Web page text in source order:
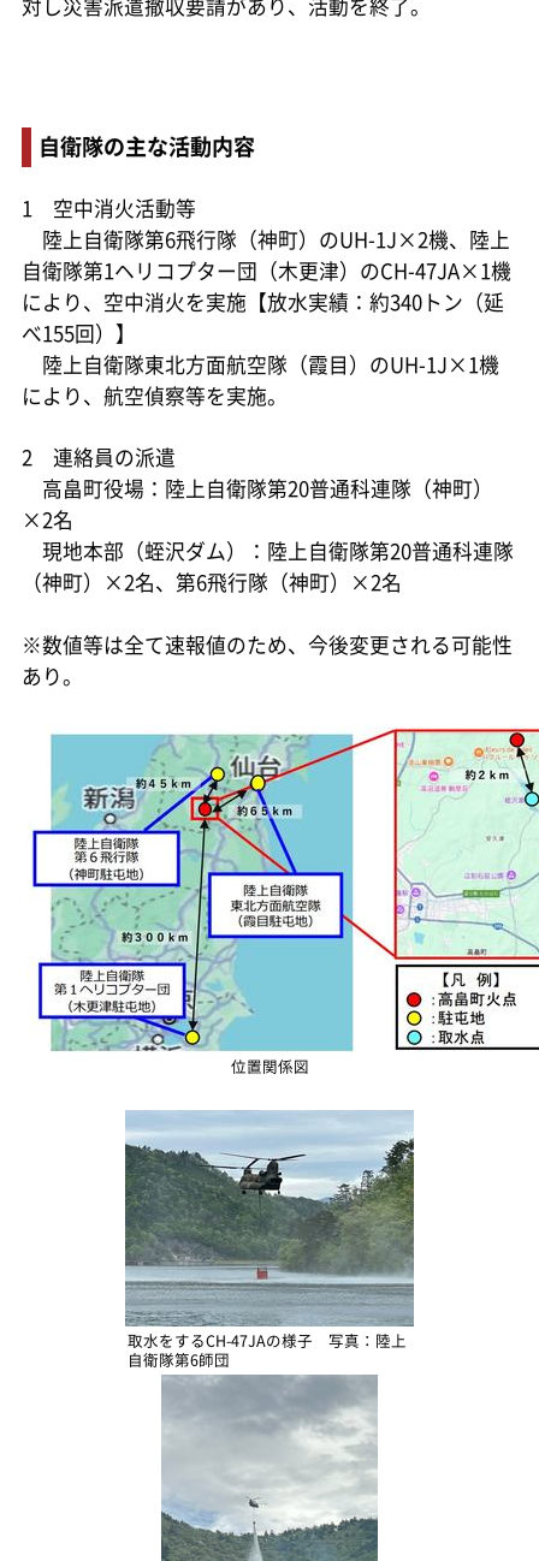
対し災害派遣撤収要請があり、活動を終了。
自衛隊の主な活動内容
1 空中消火活動等
陸上自衛隊第6飛行隊（神町）のUH-1J×2機、陸上
自衛隊第1ヘリコプター団（木更津）のCH-47JA×1機
により、空中消火を実施【放水実績：約340トン（延
べ155回）】
陸上自衛隊東北方面航空隊（霞目）のUH-1J×1機
により、航空偵察等を実施。
2 連絡員の派遣
高畠町役場：陸上自衛隊第20普通科連隊（神町）
×2名
現地本部（蛭沢ダム）：陸上自衛隊第20普通科連隊
（神町）×2名、第6飛行隊（神町）×2名
※数値等は全て速報値のため、今後変更される可能性
あり。
位置関係図
取水をするCH-47JAの様子 写真：陸上
自衛隊第6師団